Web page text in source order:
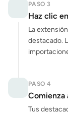
PASO 3
Haz clic
La
destacado.
PASO 4
Comienza
Tus